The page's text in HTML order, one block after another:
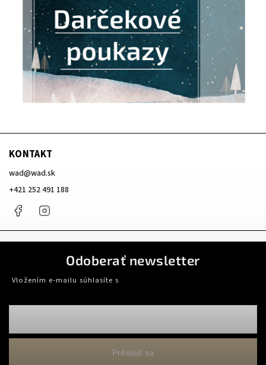
KONTAKT
wad@wad.sk
+421 252 491 188
Facebook
Odoberať newsletter
Vložením e-mailu súhlasíte s
Prihlásiť sa